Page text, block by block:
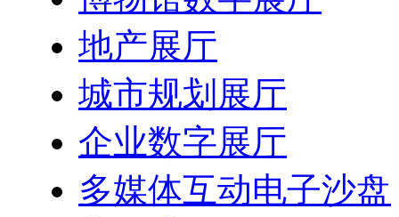
地产展厅
城市规划展厅
企业数字展厅
多媒体互动电子沙盘